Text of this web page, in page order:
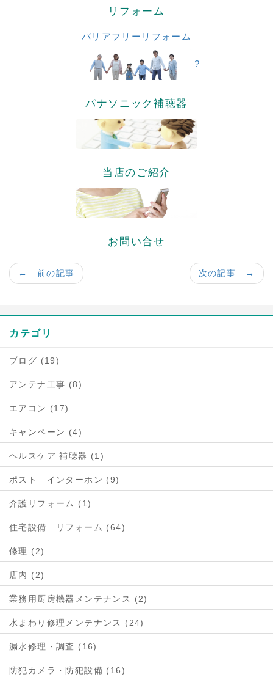
リフォーム
バリアフリーリフォーム
?
パナソニック補聴器
当店のご紹介
お問い合せ
次の記事 →
← 前の記事
カテゴリ
ブログ (19)
アンテナ工事 (8)
エアコン (17)
キャンペーン (4)
ヘルスケア 補聴器 (1)
ポスト インターホン (9)
介護リフォーム (1)
住宅設備 リフォーム (64)
修理 (2)
店内 (2)
業務用厨房機器メンテナンス (2)
水まわり修理メンテナンス (24)
漏水修理・調査 (16)
防犯カメラ・防犯設備 (16)